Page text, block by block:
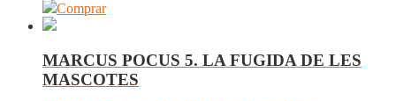
Comprar
MARCUS POCUS 5. LA FUGIDA DE LES
MASCOTES